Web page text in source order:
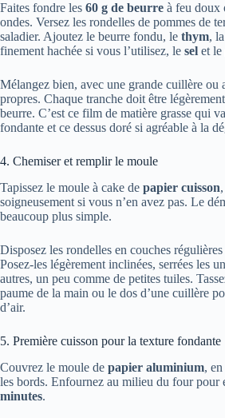
Faites fondre les 60 g de beurre à feu doux
ondes. Versez les rondelles de pommes de
saladier. Ajoutez le beurre fondu, le thym,
finement hachée si vous l’utilisez, le sel et le
Mélangez bien, avec une grande cuillère ou
propres. Chaque tranche doit être
beurre. C’est ce film de matière grasse qui
fondante et ce dessus doré si agréable à la
4. Chemiser et remplir le moule
Tapissez le moule à cake de papier cuisson
soigneusement si vous n’en avez pas. Le
beaucoup plus simple.
Disposez les rondelles en couches
Posez-les légèrement inclinées, serrées les
autres, un peu comme de petites tuiles.
paume de la main ou le dos d’une cuillère
d’air.
5. Première cuisson pour la texture fondante
Couvrez le moule de papier aluminium,
les bords. Enfournez au milieu du four pour
minutes.